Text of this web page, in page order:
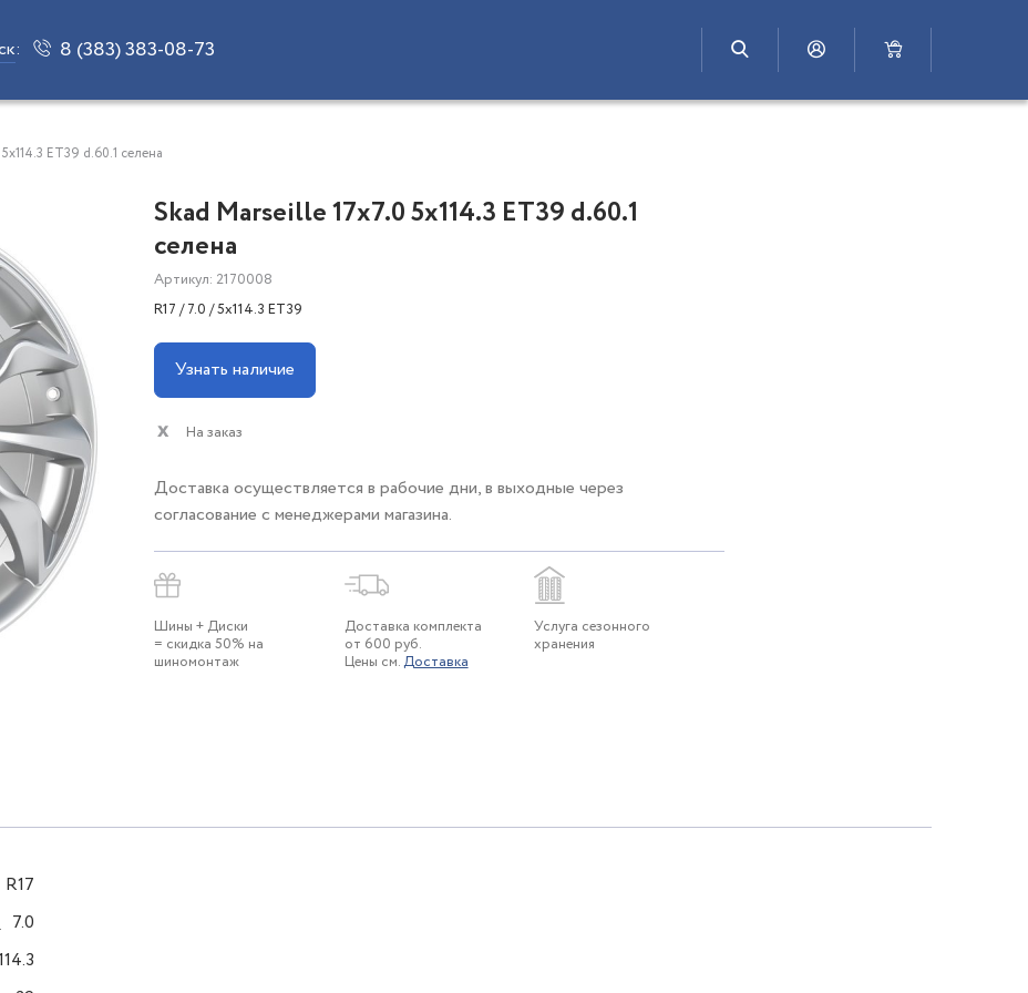
: 8 (383) 383-08-73
ET39 d.60.1 селена
Skad Marseille 17x7.0 5x114.3 ET39 d.60.1
селена
Артикул: 2170008
R17 / 7.0 / 5x114.3 ET39
Узнать наличие
На заказ
Доставка осуществляется в рабочие дни, в выходные через
согласование с менеджерами магазина.
Шины + Диски
= скидка 50% на
шиномонтаж
Доставка комплекта
от 600 руб.
Цены см.Доставка
Услуга сезонного
хранения
R17
7.0